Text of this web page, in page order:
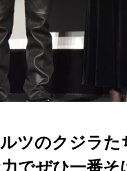
ツのクジラ